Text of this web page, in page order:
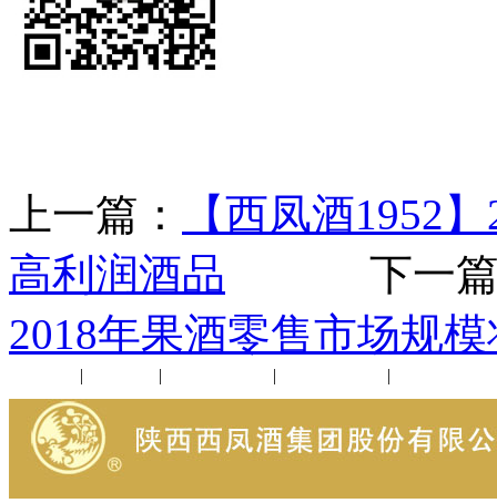
上一篇：
【西凤酒1952
高利润酒品 下一篇
2018年果酒零售市场规
| | | |